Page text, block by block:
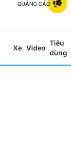
QUẢNG CÁO
Xe Video
Tiêu
dùng